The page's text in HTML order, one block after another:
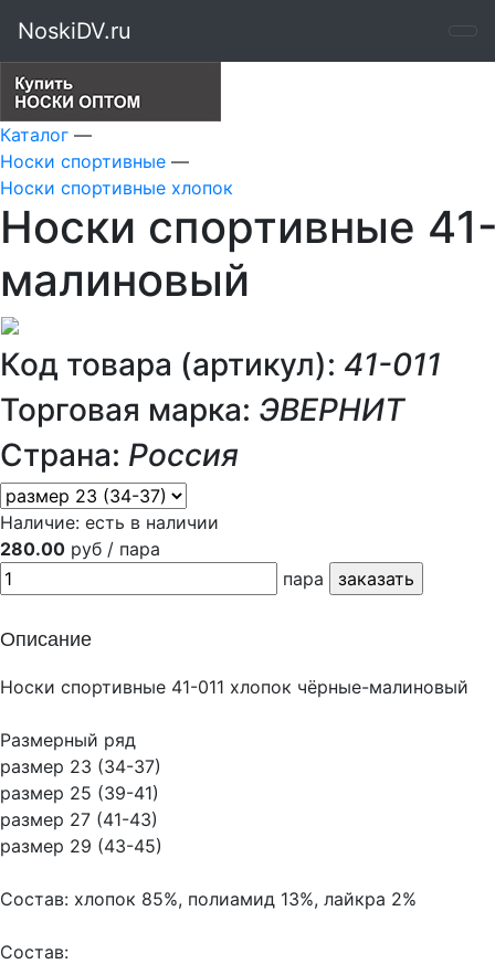
NoskiDV.ru
Каталог —
Носки спортивные —
Носки спортивные хлопок
Носки спортивные
малиновый
Код товара (артикул): 41-011
Торговая марка: ЭВЕРНИТ
Страна: Россия
Наличие: есть в наличии
280.00 руб / пара
пара
Описание
Носки спортивные 41-011 хлопок чёрные-малиновый
Размерный ряд
размер 23 (34-37)
размер 25 (39-41)
размер 27 (41-43)
размер 29 (43-45)
Состав: хлопок 85%, полиамид 13%, лайкра 2%
Состав: